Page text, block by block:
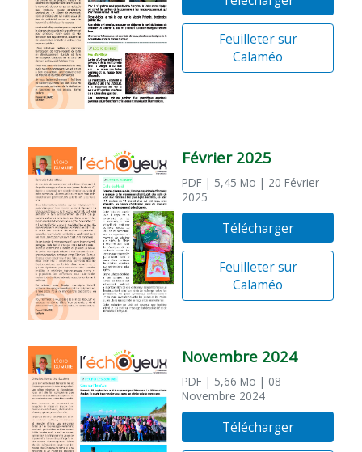
Feuilleter sur
Calaméo
Février 2025
PDF | 5,45 Mo | 20 Février
2025
Télécharger
Feuilleter sur
Calaméo
Novembre 2024
PDF | 5,66 Mo | 08
Novembre 2024
Télécharger